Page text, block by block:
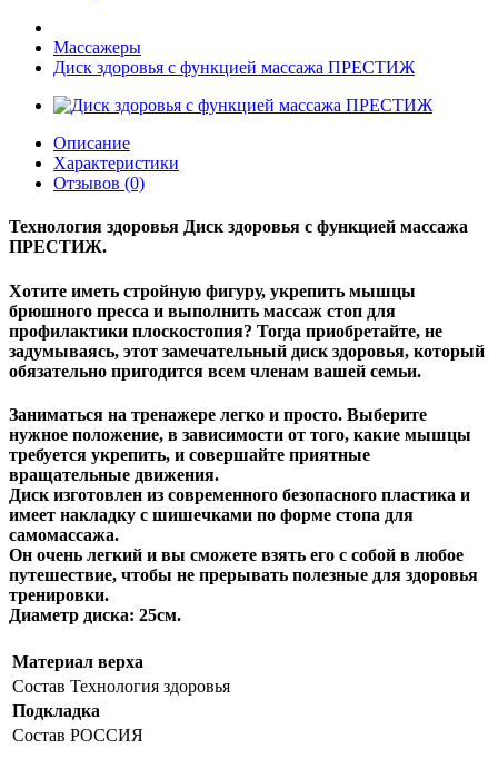
Массажеры
Диск здоровья с функцией массажа ПРЕСТИЖ
Описание
Характеристики
Отзывов (0)
Технология здоровья Диск здоровья с функцией массажа
ПРЕСТИЖ.
Хотите иметь стройную фигуру, укрепить мышцы
брюшного пресса и выполнить массаж стоп для
профилактики плоскостопия? Тогда приобретайте, не
задумываясь, этот замечательный диск здоровья, который
обязательно пригодится всем членам вашей семьи.
Заниматься на тренажере легко и просто. Выберите
нужное положение, в зависимости от того, какие мышцы
требуется укрепить, и совершайте приятные
вращательные движения.
Диск изготовлен из современного безопасного пластика и
имеет накладку с шишечками по форме стопа для
самомассажа.
Он очень легкий и вы сможете взять его с собой в любое
путешествие, чтобы не прерывать полезные для здоровья
тренировки.
Диаметр диска: 25см.
Материал верха
Состав Технология здоровья
Подкладка
Состав РОССИЯ